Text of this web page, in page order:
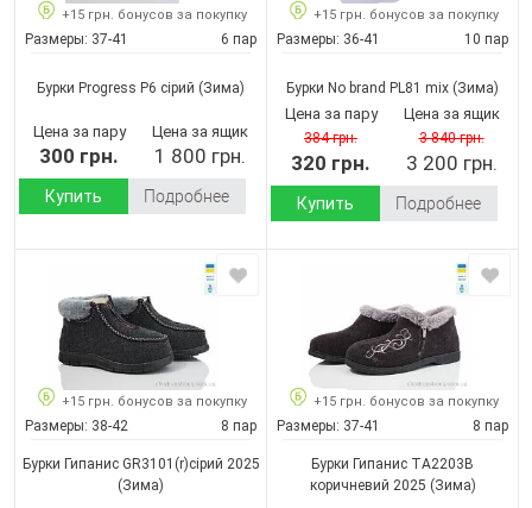
+15 грн. бонусов за покупку
Размеры: 37-41 6 пар
Бурки Progress P6 сірий (Зима)
Цена за пару
300 грн.
Цена за ящик
1 800 грн.
Купить Подробнее
+15 грн. бонусов за покупку
Размеры: 36-41 10 пар
Бурки No brand PL81 mix (Зима)
Цена за пару
384 грн.
320 грн.
Цена за ящик
3 840 грн.
3 200 грн.
Купить Подробнее
+15 грн. бонусов за покупку
Размеры: 38-42 8 пар
Бурки Гипанис GR3101(r)сірий 2025
(Зима)
+15 грн. бонусов за покупку
Размеры: 37-41 8 пар
Бурки Гипанис ТА2203B
коричневий 2025 (Зима)